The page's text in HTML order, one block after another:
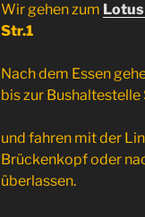
Wir gehen zum
Str.1
Nach dem Essen
bis zur
und fahren mit der
Brückenkopf oder
überlassen.